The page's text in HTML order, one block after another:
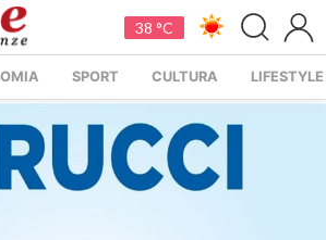
38 °C
SPORT CULTURA LIFESTYLE